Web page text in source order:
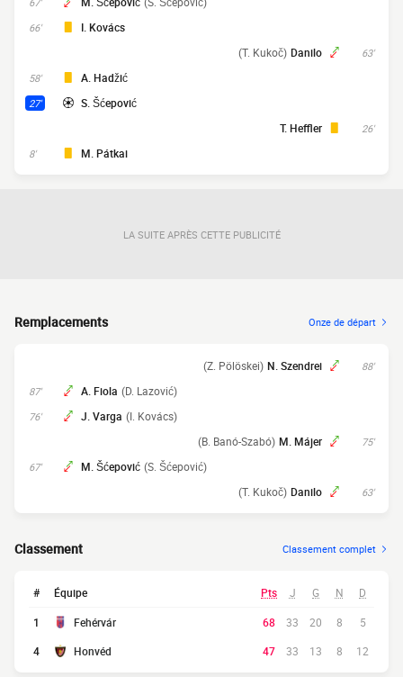
66' I. Kovács
63'
Danilo
(T. Kukoč)
58' A. Hadžić
27' S. Šćepović
26'
T. Heffler
8' M. Pátkai
LA SUITE APRÈS CETTE PUBLICITÉ
Remplacements Onze de départ
88'
N. Szendrei
(Z. Pölöskei)
87' A. Fiola (D. Lazović)
76' J. Varga (I. Kovács)
75'
M. Májer
(B. Banó-Szabó)
67' M. Šćepović (S. Šćepović)
63'
Danilo
(T. Kukoč)
Classement Classement complet
# Équipe Pts J G N D
1 Fehérvár 68 33 20 8
5
4
Honvéd 47 33 13 8 12